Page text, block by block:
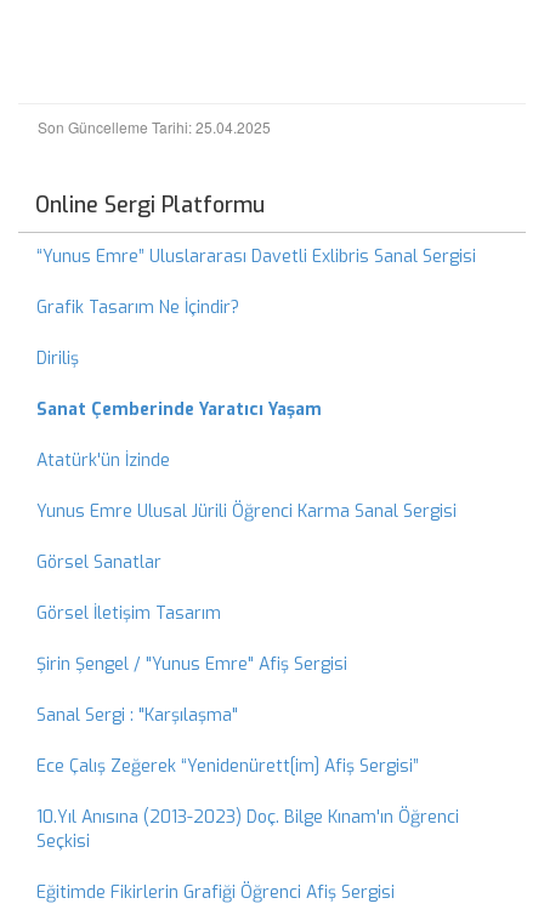
Son Güncelleme Tarihi: 25.04.2025
Online Sergi Platformu
“Yunus Emre” Uluslararası Davetli Exlibris Sanal Sergisi
Grafik Tasarım Ne İçindir?
Diriliş
Sanat Çemberinde Yaratıcı Yaşam
Atatürk'ün İzinde
Yunus Emre Ulusal Jürili Öğrenci Karma Sanal Sergisi
Görsel Sanatlar
Görsel İletişim Tasarım
Şirin Şengel / "Yunus Emre" Afiş Sergisi
Sanal Sergi : "Karşılaşma"
Ece Çalış Zeğerek “Yenidenürett[im] Afiş Sergisi”
10.Yıl Anısına (2013-2023) Doç. Bilge Kınam'ın Öğrenci
Seçkisi
Eğitimde Fikirlerin Grafiği Öğrenci Afiş Sergisi